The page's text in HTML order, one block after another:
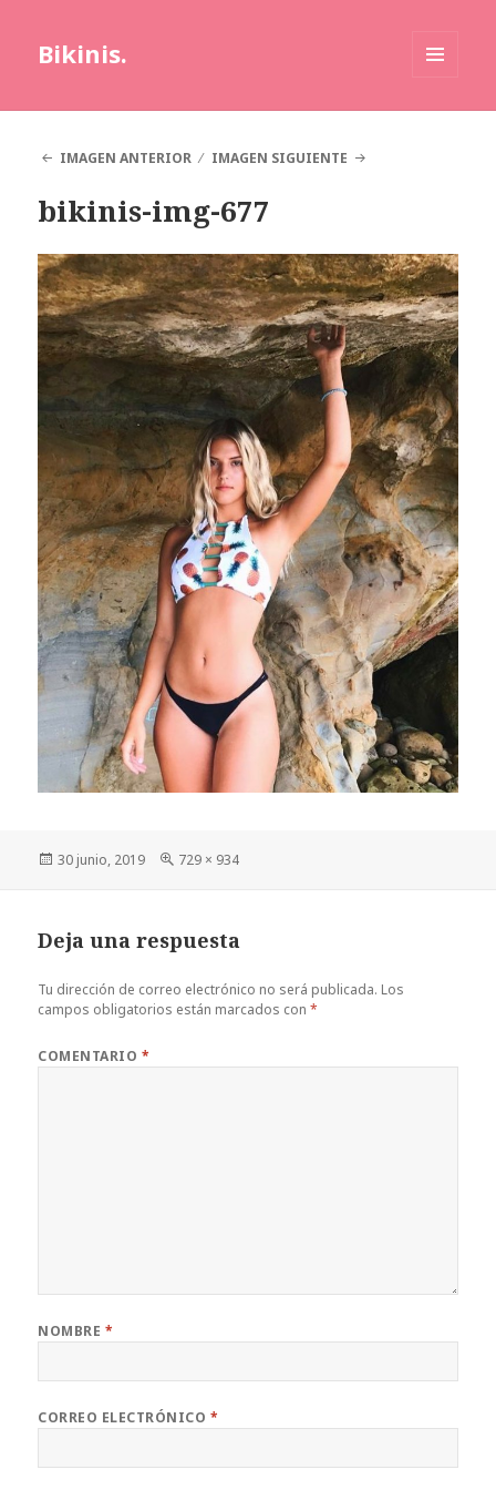
Bikinis.
IMAGEN ANTERIOR
IMAGEN SIGUIENTE
bikinis-img-677
Publicado
30 junio, 2019
Tamaño
729 × 934
Deja una respuesta
Tu dirección de correo electrónico no será publicada. Los
campos obligatorios están marcados con*
COMENTARIO *
NOMBRE *
CORREO ELECTRÓNICO *